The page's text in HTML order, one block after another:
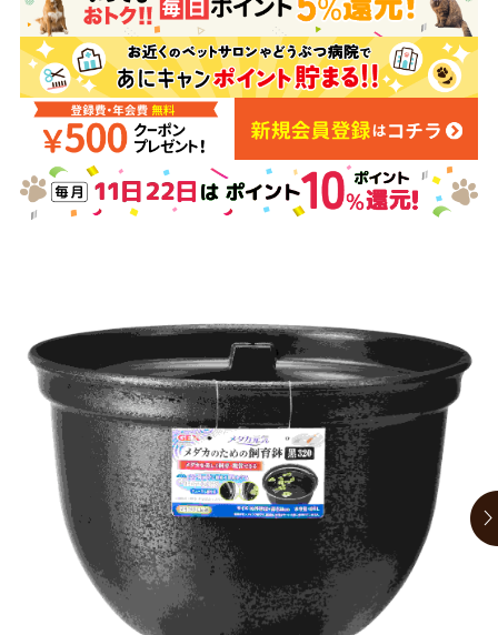
小動物・鳥 アクア・爬虫類・昆虫
ドッグフード キャットフード
美容・ケア用品 服・おさんぽ用品
シニアサポート
会員登録
あにまるキャンパスについて
アフターサービス
商品リクエスト